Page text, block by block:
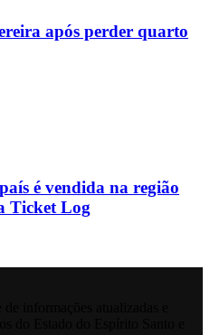
após perder quarto
é vendida na região
Ticket Log